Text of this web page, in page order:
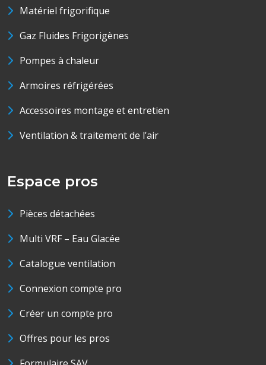
Matériel frigorifique
Gaz Fluides Frigorigènes
Pompes à chaleur
Armoires réfrigérées
Accessoires montage et entretien
Ventilation & traitement de l’air
Espace pros
Pièces détachées
Multi VRF – Eau Glacée
Catalogue ventilation
Connexion compte pro
Créer un compte pro
Offres pour les pros